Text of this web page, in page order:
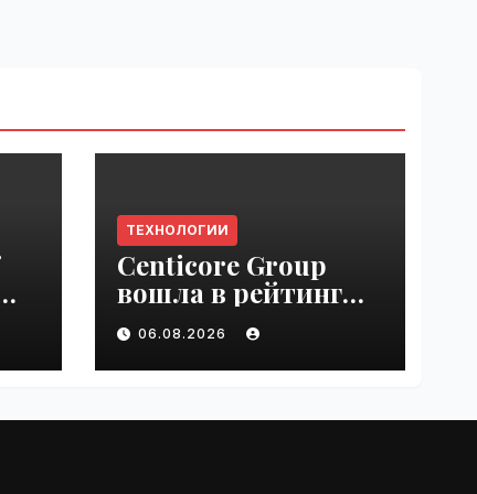
ТЕХНОЛОГИИ
Centicore Group
вошла в рейтинг
«CNews500:
Крупнейшие ИТ-
компании России» |
06.08.2026